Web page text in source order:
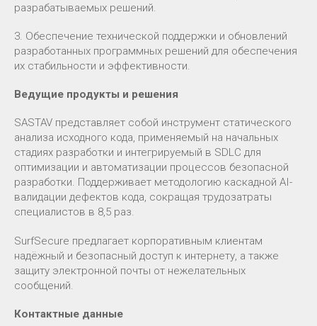
разрабатываемых решений.
3. Обеспечение технической поддержки и обновлений
разработанных программных решений для обеспечения
их стабильности и эффективности.
Ведущие продукты и решения
SASTAV представляет собой инструмент статического
анализа исходного кода, применяемый на начальных
стадиях разработки и интегрируемый в SDLC для
оптимизации и автоматизации процессов безопасной
разработки. Поддерживает методологию каскадной AI-
валидации дефектов кода, сокращая трудозатраты
специалистов в 8,5 раз.
SurfSecure предлагает корпоративным клиентам
надёжный и безопасный доступ к интернету, а также
защиту электронной почты от нежелательных
сообщений.
Контактные данные